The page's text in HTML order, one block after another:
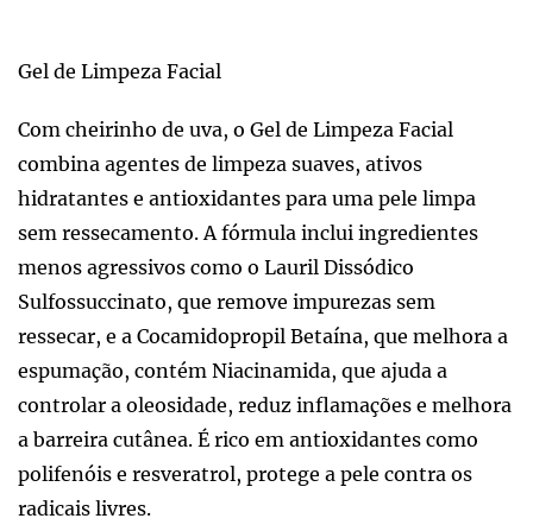
Gel de Limpeza Facial
Com cheirinho de uva, o Gel de Limpeza Facial
combina agentes de limpeza suaves, ativos
hidratantes e antioxidantes para uma pele limpa
sem ressecamento. A fórmula inclui ingredientes
menos agressivos como o Lauril Dissódico
Sulfossuccinato, que remove impurezas sem
ressecar, e a Cocamidopropil Betaína, que melhora a
espumação, contém Niacinamida, que ajuda a
controlar a oleosidade, reduz inflamações e melhora
a barreira cutânea. É rico em antioxidantes como
polifenóis e resveratrol, protege a pele contra os
radicais livres.